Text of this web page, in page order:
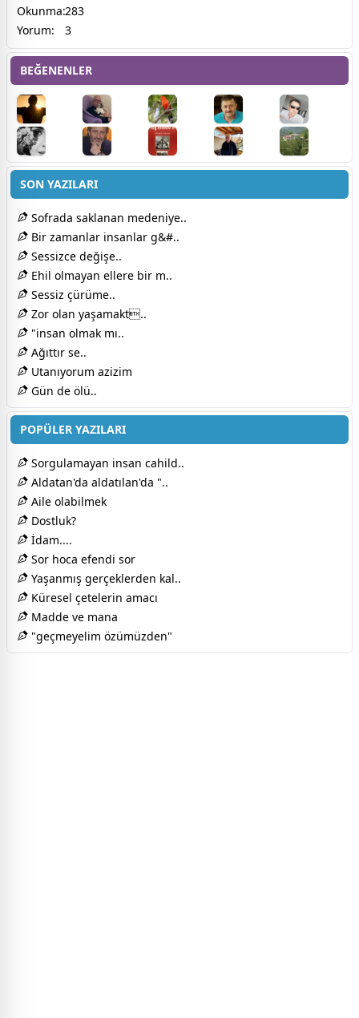
Okunma:283
Yorum:
3
BEĞENENLER
SON YAZILARI
Sofrada saklanan medeniye..
Bir zamanlar insanlar g&#..
Sessizce değişe..
Ehil olmayan ellere bir m..
Sessiz çürüme..
Zor olan yaşamakt..
"insan olmak mı..
Ağıttır se..
Utanıyorum azizim
Gün de ölü..
POPÜLER YAZILARI
Sorgulamayan insan cahild..
Aldatan'da aldatılan'da "..
Aile olabilmek
Dostluk?
İdam....
Sor hoca efendi sor
Yaşanmış gerçeklerden kal..
Küresel çetelerin amacı
Madde ve mana
"geçmeyelim özümüzden"